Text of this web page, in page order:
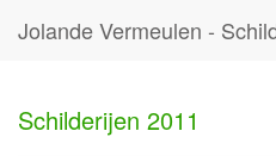
Schilderijen 2011